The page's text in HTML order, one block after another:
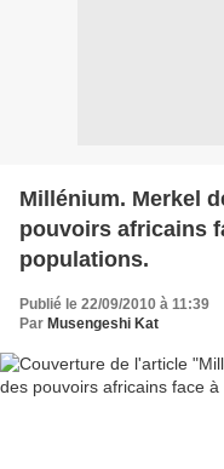
Millénium. Merkel
pouvoirs africains
populations.
Publié le 22/09/2010 à 11:39
Par Musengeshi Kat